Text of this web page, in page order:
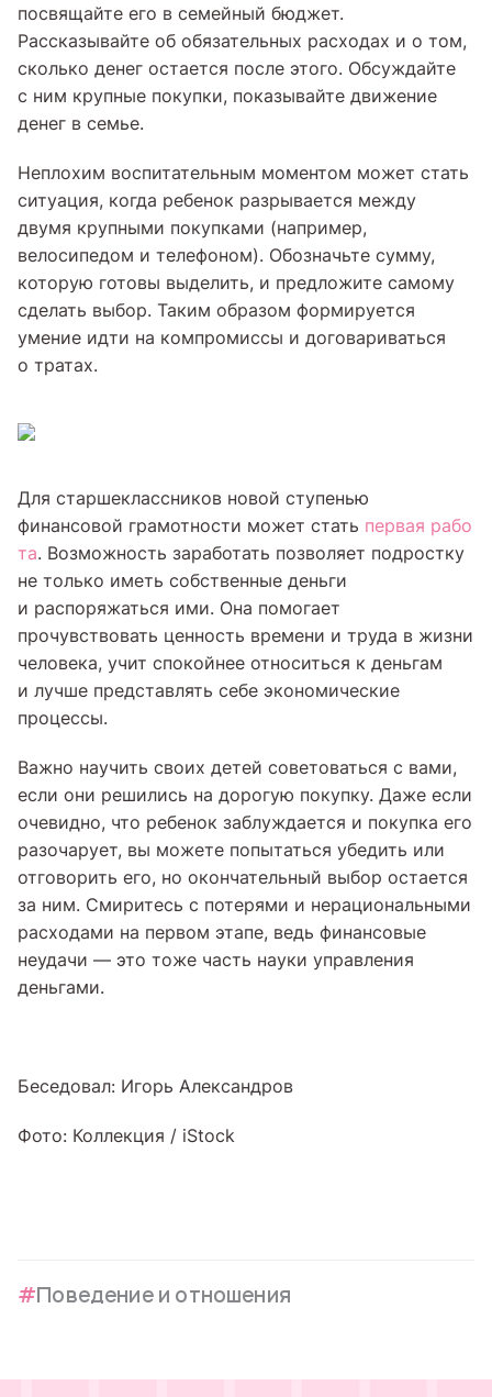
посвящайте его в семейный бюджет.
Рассказывайте об обязательных расходах и о том,
сколько денег остается после этого. Обсуждайте
с ним крупные покупки, показывайте движение
денег в семье.
Неплохим воспитательным моментом может стать
ситуация, когда ребенок разрывается между
двумя крупными покупками (например,
велосипедом и телефоном). Обозначьте сумму,
которую готовы выделить, и предложите самому
сделать выбор. Таким образом формируется
умение идти на компромиссы и договариваться
о тратах.
Для старшеклассников новой ступенью
финансовой грамотности может стать первая рабо
та. Возможность заработать позволяет подростку
не только иметь собственные деньги
и распоряжаться ими. Она помогает
прочувствовать ценность времени и труда в жизни
человека, учит спокойнее относиться к деньгам
и лучше представлять себе экономические
процессы.
Важно научить своих детей советоваться с вами,
если они решились на дорогую покупку. Даже если
очевидно, что ребенок заблуждается и покупка его
разочарует, вы можете попытаться убедить или
отговорить его, но окончательный выбор остается
за ним. Смиритесь с потерями и нерациональными
расходами на первом этапе, ведь финансовые
неудачи — это тоже часть науки управления
деньгами.
Беседовал: Игорь Александров
Фото: Коллекция / iStock
Поведение и отношения